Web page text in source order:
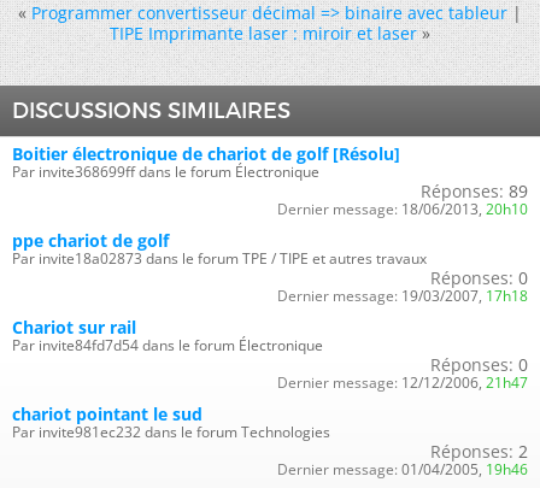
« Programmer convertisseur décimal => binaire avec tableur|
TIPE Imprimante laser : miroir et laser »
DISCUSSIONS SIMILAIRES
Boitier électronique de chariot de golf [Résolu]
Par invite368699ff dans le forum Électronique
Réponses: 89
Dernier message: 18/06/2013, 20h10
ppe chariot de golf
Par invite18a02873 dans le forum TPE / TIPE et autres travaux
Réponses: 0
Dernier message: 19/03/2007, 17h18
Chariot sur rail
Par invite84fd7d54 dans le forum Électronique
Réponses: 0
Dernier message: 12/12/2006, 21h47
chariot pointant le sud
Par invite981ec232 dans le forum Technologies
Réponses: 2
Dernier message: 01/04/2005, 19h46